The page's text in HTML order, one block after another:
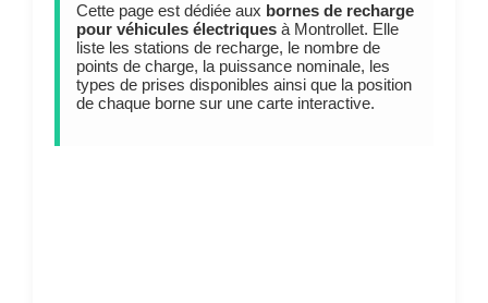
Cette page est dédiée aux bornes de recharge
pour véhicules électriquesà Montrollet. Elle
liste les stations de recharge, le nombre de
points de charge, la puissance nominale, les
types de prises disponibles ainsi que la position
de chaque borne sur une carte interactive.